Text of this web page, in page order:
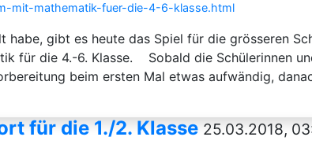
mit-mathematik-fuer-die-4-6-klasse.html
gibt es heute das Spiel für die grösseren
für die 4.-6. Klasse. Sobald die Schülerinnen
beim ersten Mal etwas aufwändig,
für die 1./2. Klasse 25.03.2018,